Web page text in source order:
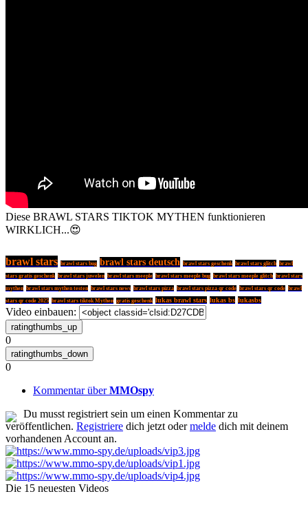
Diese BRAWL STARS TIKTOK MYTHEN funktionieren
WIRKLICH...😍
brawl stars brawl stars bug brawl stars deutsch brawl stars geschenk brawl stars glitch brawl
stars gratis geschenk brawl stars juwelen brawl stars meeple brawl stars meeple bug brawl stars meeple glitch brawl stars
mythen brawl stars mythen testen brawl stars news brawl stars pizza brawl stars pizza qr code brawl stars qr code brawl
stars qr code 2025 brawl stars tiktok Mythen gratis geschenk lukas brawl stars lukas bs lukasbs
Video einbauen:
0
0
Kommentar überMMOspy
Du musst registriert sein um einen Kommentar zu
veröffentlichen. Registriere dich jetzt odermelde dich mit deinem
vorhandenen Account an.
Die 15 neuesten Videos